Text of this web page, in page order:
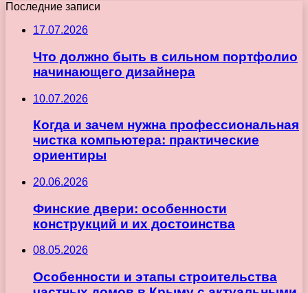
Последние записи
17.07.2026
Что должно быть в сильном портфолио
начинающего дизайнера
10.07.2026
Когда и зачем нужна профессиональная
чистка компьютера: практические
ориентиры
20.06.2026
Финские двери: особенности
конструкций и их достоинства
08.05.2026
Особенности и этапы строительства